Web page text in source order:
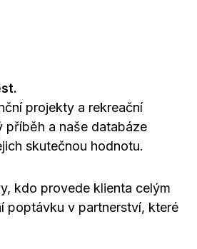
projekty a rekreační
příběh a naše databáze
skutečnou hodnotu.
kdo provede klienta celým
poptávku v partnerství, které